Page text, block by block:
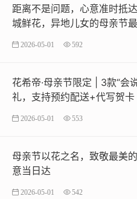
与品质；
贴心体验 ：从浏览、下单、
省时省心；
人之间的联结。
花希帝，不仅是送花，更是
愿每一次送达，皆成为您与
花希帝——用心递送每一份绽
距离不是问题，心意准时抵
城鲜花，异地儿女的母亲节
2026-05-01 592
花希帝·母亲节限定 | 3款“会
礼，支持预约配送+代写贺卡
2026-05-01 553
母亲节以花之名，致敬最美
意当日达
2026-05-01 542